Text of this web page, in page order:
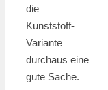
die
Kunststoff-
Variante
durchaus eine
gute Sache.